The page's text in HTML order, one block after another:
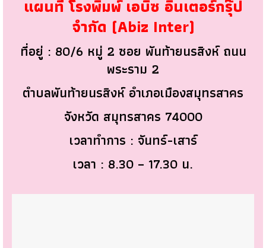
แผนที่ โรงพิมพ์ เอบิซ อินเตอร์กรุ๊ป
จำกัด (Abiz Inter)
ที่อยู่ : 80/6 หมู่ 2 ซอย พันท้ายนรสิงห์ ถนน
พระราม 2
ตำบลพันท้ายนรสิงห์ อำเภอเมืองสมุทรสาคร
จังหวัด สมุทรสาคร 74000
เวลาทำการ : จันทร์-เสาร์
เวลา : 8.30 – 17.30 น.